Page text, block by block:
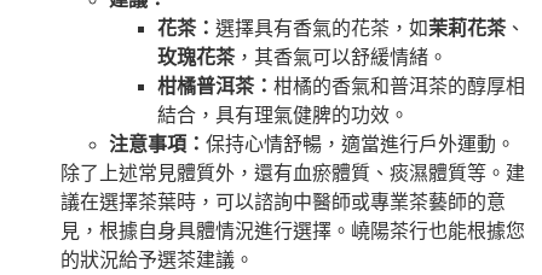
花茶： 選擇具有香氣的花茶，如茉莉花茶、
玫瑰花茶，其香氣可以舒緩情緒。
柑橘普洱茶： 柑橘的香氣和普洱茶的醇厚相
結合，具有理氣健脾的功效。
注意事項： 保持心情舒暢，適當進行戶外運動。
除了上述常見體質外，還有血瘀體質、痰濕體質等。建
議在選擇茶葉時，可以諮詢中醫師或專業茶藝師的意
見，根據自身具體情況進行選擇。嶢陽茶行也能根據您
的狀況給予選茶建議。